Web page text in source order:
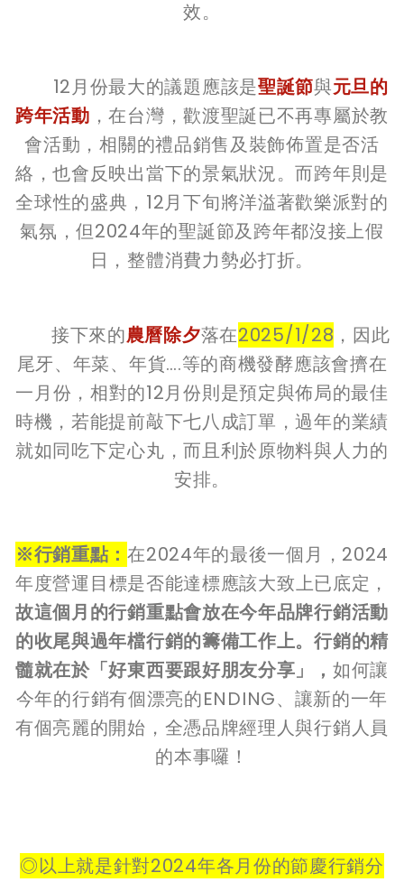
效。
12月份最大的議題應該是聖誕節與元旦的
跨年活動 ，在台灣，歡渡聖誕已不再專屬於教
會活動，相關的禮品銷售及裝飾佈置是否活
絡，也會反映出當下的景氣狀況。而跨年則是
全球性的盛典，12月下旬將洋溢著歡樂派對的
氣氛，但2024年的聖誕節及跨年都沒接上假
日，整體消費力勢必打折。
接下來的農曆除夕落在2025/1/28 ，因此
尾牙、年菜、年貨….等的商機發酵應該會擠在
一月份，相對的12月份則是預定與佈局的最佳
時機，若能提前敲下七八成訂單，過年的業績
就如同吃下定心丸，而且利於原物料與人力的
安排。
※行銷重點：在2024年的最後一個月，2024
年度營運目標是否能達標應該大致上已底定，
故這個月的行銷重點會放在今年品牌行銷活動
的收尾與過年檔行銷的籌備工作上。行銷的精
髓就在於「好東西要跟好朋友分享」， 如何讓
今年的行銷有個漂亮的ENDING、讓新的一年
有個亮麗的開始，全憑品牌經理人與行銷人員
的本事囉！
◎以上就是針對2024年各月份的節慶行銷分